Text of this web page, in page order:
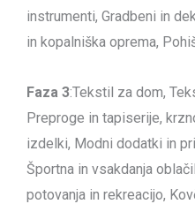
instrumenti, Gradbeni in
in kopalniška oprema,
Faza 3:Tekstil za dom,
Preproge in tapiserije,
izdelki, Modni dodatki in
Športna in vsakdanja
potovanja in rekreacijo,